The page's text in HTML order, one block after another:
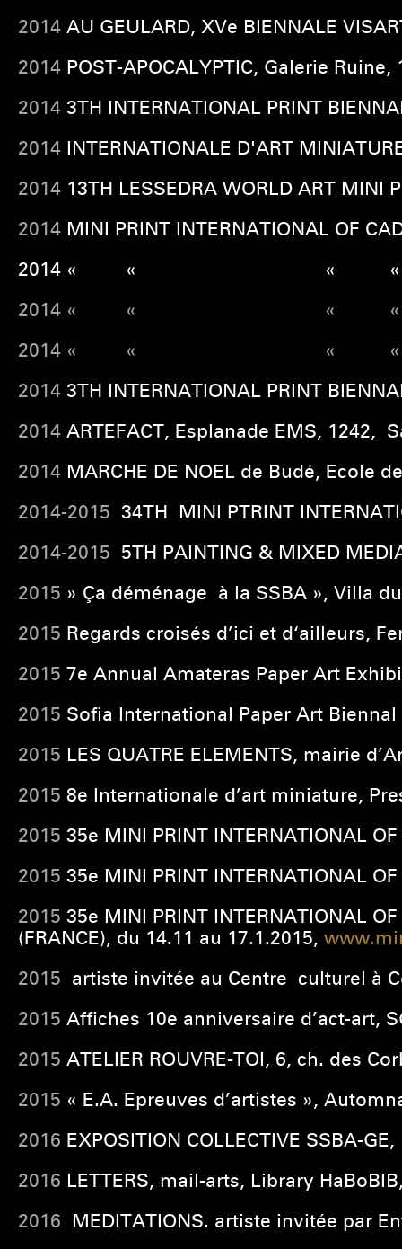
2014 AU GEULARD, XVe BIENNALE
2014 POST-APOCALYPTIC, Galerie
2014 3TH INTERNATIONAL PRINT
2014 INTERNATIONALE D'ART
2014 13TH LESSEDRA WORLD ART
2014 MINI PRINT INTERNATIONAL OF
2014 « « « « « Wingfield
2014 « « «
2014 « « «
2014 3TH INTERNATIONAL PRINT
2014ARTEFACT, Esplanade EMS, 1242,
2014 MARCHE DE NOEL de Budé, Ecole
2014-2015 34TH MINI PTRINT
2014-2015 5TH PAINTING & MIXED
2015 » Ça déménage à la SSBA », Villa
2015 Regards croisés d’ici et d‘ailleurs,
2015 7e Annual Amateras Paper Art
2015 Sofia International Paper Art
2015 LES QUATRE ELEMENTS, mairie
2015 8e Internationale d’art miniature,
2015 35e MINI PRINT INTERNATIONAL
2015 35e MINI PRINT INTERNATIONAL
2015 35e MINI PRINT INTERNATIONAL
(FRANCE), du 14.11 au 17.1.2015,
2015 artiste invitée au Centre culturel à
2015 Affiches 10e anniversaire d’act-art,
2015 ATELIER ROUVRE-TOI, 6, ch. des
2015 « E.A. Epreuves d’artistes »,
2016 EXPOSITION COLLECTIVE SSBA-
2016 LETTERS, mail-arts, Library
2016 MEDITATIONS. artiste invitée par